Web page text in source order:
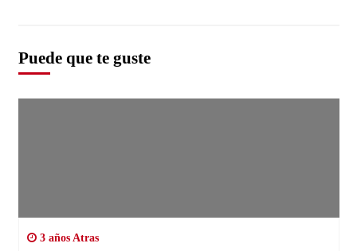
Puede que te guste
3 años Atras